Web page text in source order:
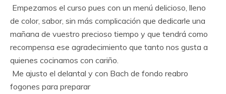
Empezamos el curso pues con un menú delicioso, lleno
de color, sabor, sin más complicación que dedicarle una
mañana de vuestro precioso tiempo y que tendrá como
recompensa ese agradecimiento que tanto nos gusta a
quienes cocinamos con cariño.
Me ajusto el delantal y con Bach de fondo reabro
fogones para preparar